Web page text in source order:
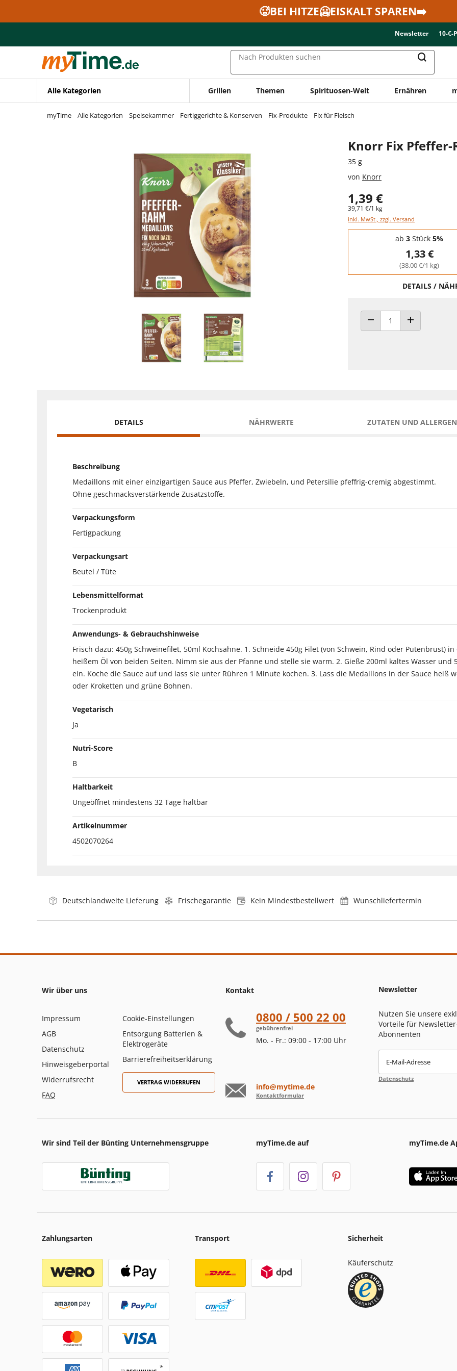
Zur Navigation springen
🥵BEI HITZE🥶EISKALT SPAREN➡️
Newsletter 10-€-
Nach Produkten suchen
Alle Kategorien Grillen Themen Spirituosen-Welt Ernähren
myTime Alle Kategorien Speisekammer Fertiggerichte & Konserven Fix-Produkte Fix für Fleisch
Knorr Fix
35 g
von Knorr
1,39 €
39,71 €/1 kg
inkl. MwSt., zzgl. Versand
Staffelpreise - Mengenrabatt
ab 3 Stück 5%
1,33 €
(38,00 €/1 kg)
DETAILS /
ANZAHL VERRINGERN
ANZAHL
DETAILS NÄHRWERTE ZUTATEN UND
Beschreibung
Medaillons mit einer einzigartigen Sauce aus Pfeffer, Zwiebeln, und Petersilie pfeffrig-cremig abgestimmt.
Ohne geschmacksverstärkende Zusatzstoffe.
Verpackungsform
Fertigpackung
Verpackungsart
Beutel / Tüte
Lebensmittelformat
Trockenprodukt
Anwendungs- & Gebrauchshinweise
Frisch dazu: 450g Schweinefilet, 50ml Kochsahne. 1. Schneide 450g Filet (von Schwein, Rind oder Putenbrust)
heißem Öl von beiden Seiten. Nimm sie aus der Pfanne und stelle sie warm. 2. Gieße 200ml kaltes Wasser und
ein. Koche die Sauce auf und lass sie unter Rühren 1 Minute kochen. 3. Lass die Medaillons in der Sauce heiß
oder Kroketten und grüne Bohnen.
Vegetarisch
Ja
Nutri-Score
B
Haltbarkeit
Ungeöffnet mindestens 32 Tage haltbar
Artikelnummer
4502070264
Deutschlandweite Lieferung Frischegarantie Kein Mindestbestellwert Wunschliefertermin
Wir über uns
Impressum
AGB
Datenschutz
Hinweisgeberportal
Widerrufsrecht
FAQ
Cookie-Einstellungen
Entsorgung Batterien &
Elektrogeräte
Barrierefreiheitserklärung
VERTRAG WIDERRUFEN
Kontakt
0800 / 500 22 00
gebührenfrei
Mo. - Fr.: 09:00 - 17:00 Uhr
info@mytime.de
Kontaktformular
Newsletter
Nutzen Sie unsere
Vorteile für
Abonnenten
E-Mail-Adresse
Datenschutz
Wir sind Teil der Bünting Unternehmensgruppe myTime.de auf myTime.de
Zahlungsarten Transport Sicherheit
Käuferschutz